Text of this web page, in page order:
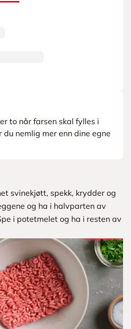
to når farsen skal fylles i
nemlig mer enn dine egne
svinekjøtt, spekk, krydder og
og ha i halvparten av
i potetmelet og ha i resten av